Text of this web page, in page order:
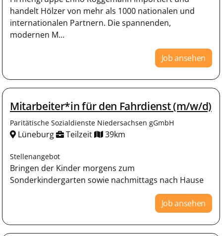
handelt Hölzer von mehr als 1000 nationalen und
internationalen Partnern. Die spannenden,
modernen M...
Job ansehen
Mitarbeiter*in für den Fahrdienst (m/w/d)
Paritätische Sozialdienste Niedersachsen gGmbH
Lüneburg Teilzeit 39km
Stellenangebot
Bringen der Kinder morgens zum
Sonderkindergarten sowie nachmittags nach Hause
Job ansehen